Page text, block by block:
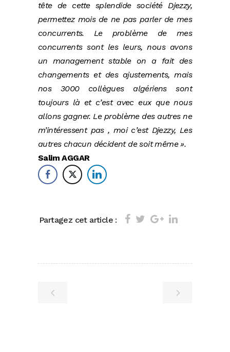
tête de cette splendide société Djezzy,
permettez mois de ne pas parler de mes
concurrents. Le problème de mes
concurrents sont les leurs, nous avons
un management stable on a fait des
changements et des ajustements, mais
nos 3000 collègues algériens sont
toujours là et c’est avec eux que nous
allons gagner. Le problème des autres ne
m’intéressent pas , moi c’est Djezzy, Les
autres chacun décident de soit même ».
Salim AGGAR
Partagez cet article :